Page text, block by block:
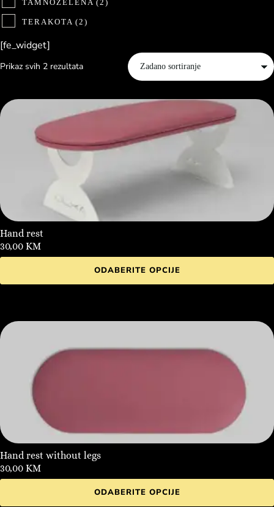
TAMNOZELENA (2)
TERAKOTA (2)
[fe_widget]
Prikaz svih 2 rezultata
Hand rest
30,00 KM
ODABERITE OPCIJE
Hand rest without legs
30,00 KM
ODABERITE OPCIJE